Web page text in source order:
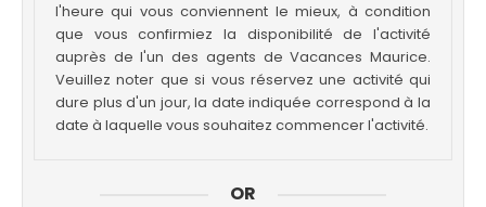
l'heure qui vous conviennent le mieux, à condition
que vous confirmiez la disponibilité de l'activité
auprès de l'un des agents de Vacances Maurice.
Veuillez noter que si vous réservez une activité qui
dure plus d'un jour, la date indiquée correspond à la
date à laquelle vous souhaitez commencer l'activité.
OR